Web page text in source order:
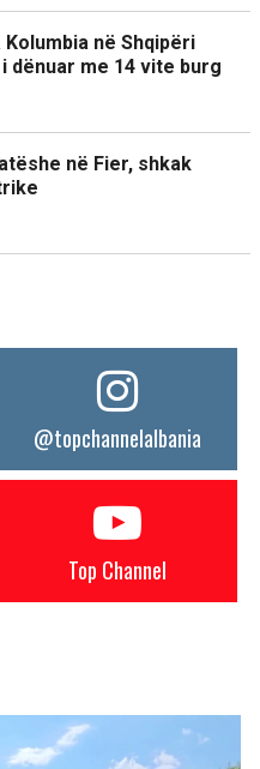
në Shqipëri
dënuar me 14 vite burg
në Fier, shkak
@topchannelalbania
Top Channel